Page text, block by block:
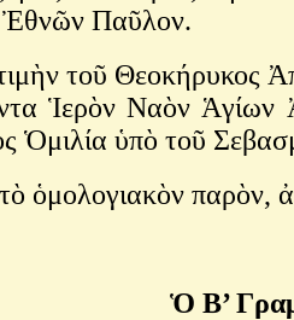
Ἐθνῶν Παῦλον.
τοῦ Θεοκήρυκος
Ἱερὸν Ναὸν
Ὁμιλία ὑπὸ τοῦ
ὁμολογιακὸν παρὸν,
Ὁ Β’